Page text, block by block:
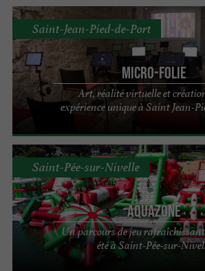
Micro-Folie
Art, réalité virtuelle et
expérience unique à Saint Jean-
Saint-Jean-Pied-de-Port
Aquazone
Un parcours de jeu
été à Saint-Pée-sur-
Saint-Pée-sur-Nivelle